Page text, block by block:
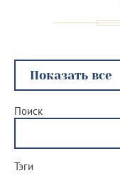
Поиск
Тэги